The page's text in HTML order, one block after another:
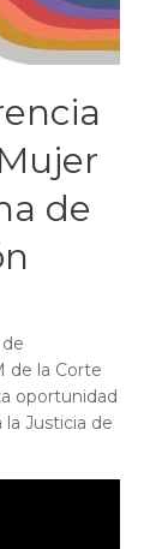
de
de la Corte
oportunidad
Justicia de